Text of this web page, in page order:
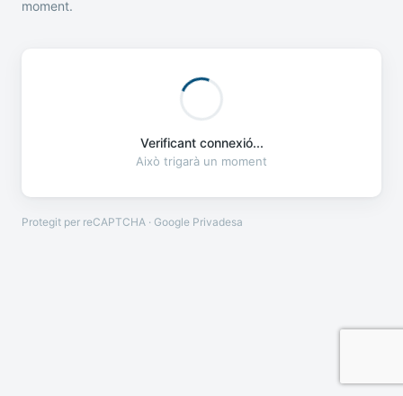
moment.
Verificant connexió...
Això trigarà un moment
Protegit per reCAPTCHA · Google Privadesa